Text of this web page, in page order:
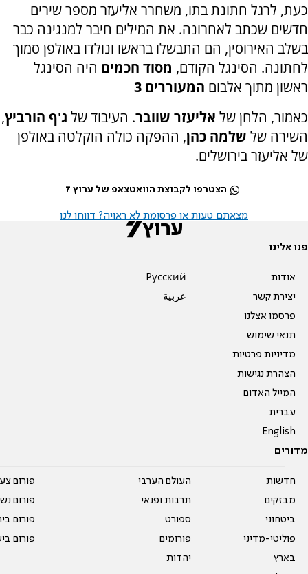
כעת, לרגל חתונת בתו, משחרר אליעזר מספר שירים
חדשים שכתב לאחרונה. את המילים חיבר למנגינה כבר
בשלב האירוסין, הם התבשלו בראשו ונולדו באולפן סמוך
לחתונה. הסינגל הקודם, מסוד חכמים היה הסינגל
ראשון מתוך אלבום המעוררים 3
כאמור, הלחן של אליעזר שוובר. העיבוד של ג'ף הורביץ,
השירה של שלמה כהן, ההפקה כולה הוקלטה באולפן
של אליעזר בירושלים.
הצטרפו לקבוצת הוואטצאפ של ערוץ 7
מצאתם טעות או פרסומת לא ראויה? דווחו לנו
פנו אלינו
אודות
יצירת קשר
פרסמו אצלנו
תנאי שימוש
מדיניות פרטיות
הצהרת נגישות
המייל האדום
עברית
English
Pусский
عربية
מדורים
חדשות
מבזקים
ביטחוני
פוליטי-מדיני
בארץ
העולם הערבי
תרבות ופנאי
ספורט
פורומים
יהדות
פורום
פורום
פורום
פורום